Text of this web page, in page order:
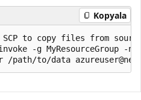
Kopyala
to copy files from
invoke -g MyResourceGroup